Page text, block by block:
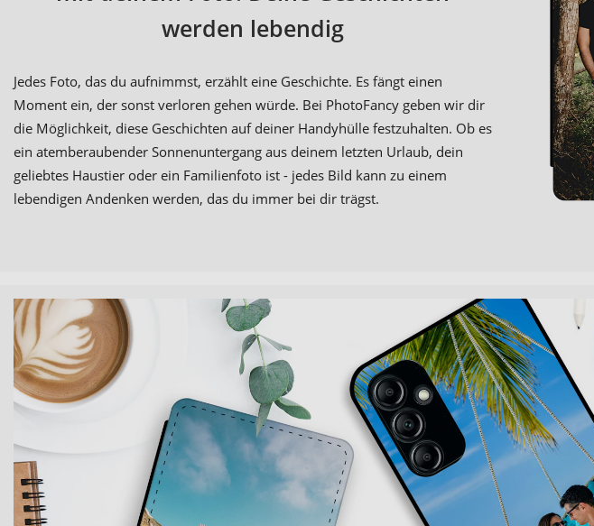
werden lebendig
Jedes Foto, das du aufnimmst, erzählt eine Geschichte. Es fängt einen
Moment ein, der sonst verloren gehen würde. Bei PhotoFancy geben wir dir
die Möglichkeit, diese Geschichten auf deiner Handyhülle festzuhalten. Ob es
ein atemberaubender Sonnenuntergang aus deinem letzten Urlaub, dein
geliebtes Haustier oder ein Familienfoto ist - jedes Bild kann zu einem
lebendigen Andenken werden, das du immer bei dir trägst.